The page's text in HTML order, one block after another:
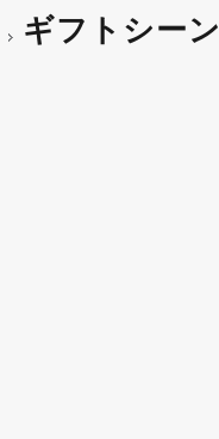
ギフトシー
（ル